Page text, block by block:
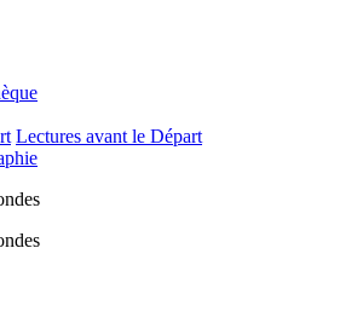
Lectures avant le Départ